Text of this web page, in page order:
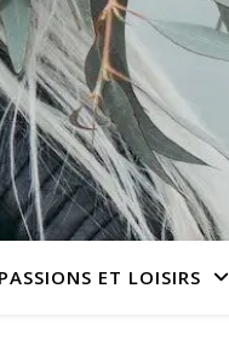
PASSIONS ET LOISIRS